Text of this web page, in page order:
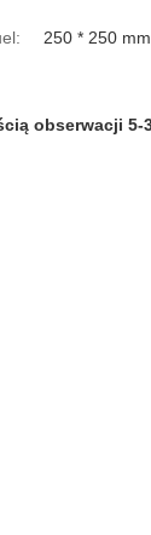
250 * 250 mm
obserwacji 5-